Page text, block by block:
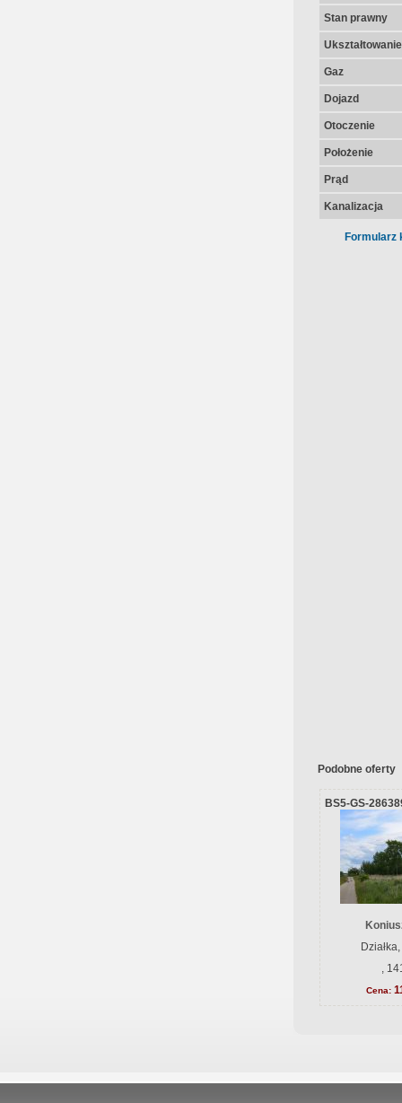
Stan prawny
Gaz
Dojazd
Otoczenie
Położenie
Prąd
Kanalizacja
Formularz
Podobne oferty
BS5-GS-
,
Cena: